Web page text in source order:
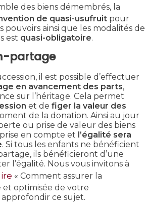
des biens démembrés, la
de quasi-usufruit pour
pouvoirs ainsi que les modalités de
est quasi-obligatoire.
partage
il est possible d’effectuer
en avancement des parts,
sur l’héritage. Cela permet
et de figer la valeur des
de la donation. Ainsi au jour
ou prise de valeur des biens
en compte et l’égalité sera
. Si tous les enfants ne bénéficient
ils bénéficieront d’une
l’égalité. Nous vous invitons à
« Comment assurer la
et optimisée de votre
ce sujet.